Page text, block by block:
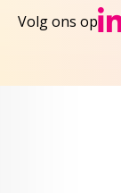
Volg ons op